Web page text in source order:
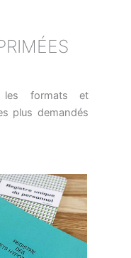
les formats et
plus demandés